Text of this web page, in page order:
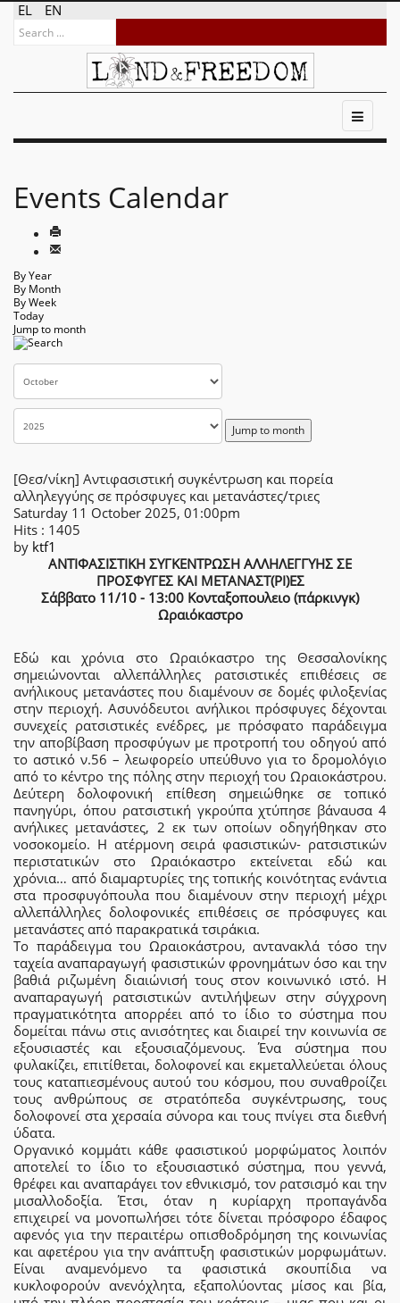
EL EN
Events Calendar
By Year
By Month
By Week
Today
Jump to month
Jump to month
[Θεσ/νίκη] Αντιφασιστική συγκέντρωση και πορεία
αλληλεγγύης σε πρόσφυγες και μετανάστες/τριες
Saturday 11 October 2025, 01:00pm
Hits : 1405
by ktf1
ΑΝΤΙΦΑΣΙΣΤΙΚΗ ΣΥΓΚΕΝΤΡΩΣΗ ΑΛΛΗΛΕΓΓΥΗΣ ΣΕ
ΠΡΟΣΦΥΓΕΣ ΚΑΙ ΜΕΤΑΝΑΣΤ(ΡΙ)ΕΣ
Σάββατο 11/10 - 13:00 Κονταξοπουλειο (πάρκινγκ)
Ωραιόκαστρο
Εδώ και χρόνια στο Ωραιόκαστρο της Θεσσαλονίκης
σημειώνονται αλλεπάλληλες ρατσιστικές επιθέσεις σε
ανήλικους μετανάστες που διαμένουν σε δομές φιλοξενίας
στην περιοχή. Ασυνόδευτοι ανήλικοι πρόσφυγες δέχονται
συνεχείς ρατσιστικές ενέδρες, με πρόσφατο παράδειγμα
την αποβίβαση προσφύγων με προτροπή του οδηγού από
το αστικό ν.56 – λεωφορείο υπεύθυνο για το δρομολόγιο
από το κέντρο της πόλης στην περιοχή του Ωραιοκάστρου.
Δεύτερη δολοφονική επίθεση σημειώθηκε σε τοπικό
πανηγύρι, όπου ρατσιστική γκρούπα χτύπησε βάναυσα 4
ανήλικες μετανάστες, 2 εκ των οποίων οδηγήθηκαν στο
νοσοκομείο. Η ατέρμονη σειρά φασιστικών- ρατσιστικών
περιστατικών στο Ωραιόκαστρο εκτείνεται εδώ και
χρόνια… από διαμαρτυρίες της τοπικής κοινότητας ενάντια
στα προσφυγόπουλα που διαμένουν στην περιοχή μέχρι
αλλεπάλληλες δολοφονικές επιθέσεις σε πρόσφυγες και
μετανάστες από παρακρατικά τσιράκια.
Το παράδειγμα του Ωραιοκάστρου, αντανακλά τόσο την
ταχεία αναπαραγωγή φασιστικών φρονημάτων όσο και την
βαθιά ριζωμένη διαιώνισή τους στον κοινωνικό ιστό. Η
αναπαραγωγή ρατσιστικών αντιλήψεων στην σύγχρονη
πραγματικότητα απορρέει από το ίδιο το σύστημα που
δομείται πάνω στις ανισότητες και διαιρεί την κοινωνία σε
εξουσιαστές και εξουσιαζόμενους. Ένα σύστημα που
φυλακίζει, επιτίθεται, δολοφονεί και εκμεταλλεύεται όλους
τους καταπιεσμένους αυτού του κόσμου, που συναθροίζει
τους ανθρώπους σε στρατόπεδα συγκέντρωσης, τους
δολοφονεί στα χερσαία σύνορα και τους πνίγει στα διεθνή
ύδατα.
Οργανικό κομμάτι κάθε φασιστικού μορφώματος λοιπόν
αποτελεί το ίδιο το εξουσιαστικό σύστημα, που γεννά,
θρέφει και αναπαράγει τον εθνικισμό, τον ρατσισμό και την
μισαλλοδοξία. Έτσι, όταν η κυρίαρχη προπαγάνδα
επιχειρεί να μονοπωλήσει τότε δίνεται πρόσφορο έδαφος
αφενός για την περαιτέρω οπισθοδρόμηση της κοινωνίας
και αφετέρου για την ανάπτυξη φασιστικών μορφωμάτων.
Είναι αναμενόμενο τα φασιστικά σκουπίδια να
κυκλοφορούν ανενόχλητα, εξαπολύοντας μίσος και βία,